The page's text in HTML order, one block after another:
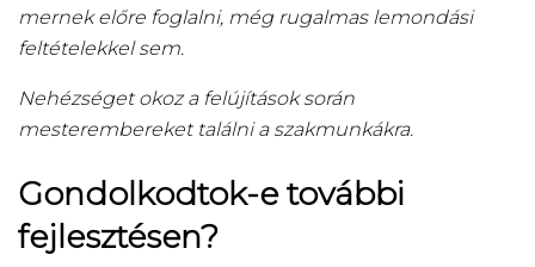
mernek előre foglalni, még rugalmas lemondási
feltételekkel sem.
Nehézséget okoz a felújítások során
mesterembereket találni a szakmunkákra.
Gondolkodtok-e további
fejlesztésen?